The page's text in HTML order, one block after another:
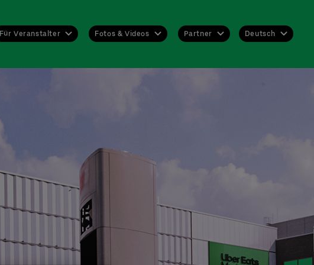
Für Veranstalter Fotos & Videos Partner Deutsch